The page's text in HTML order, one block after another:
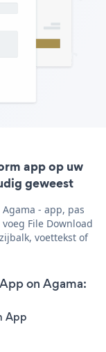
app op uw
geweest
- app, pas
File Download
voettekst of
on Agama:
App